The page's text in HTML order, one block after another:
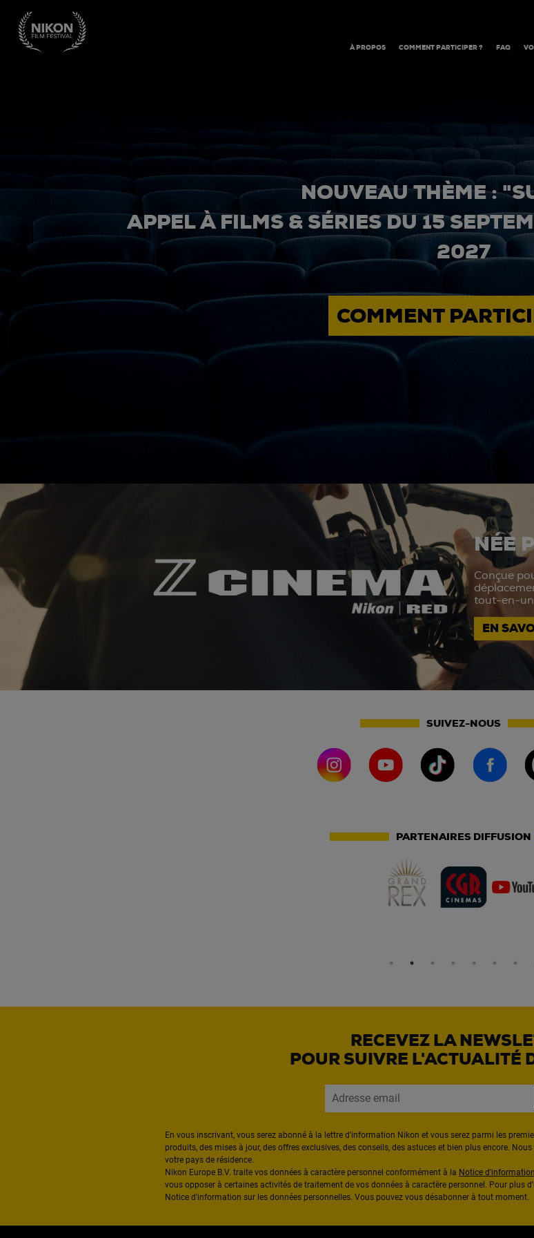
À PROPOS COMMENT PARTICIPER ? FAQ
NOUVEAU THÈME :
APPEL À FILMS & SÉRIES DU 15
2027
COMMENT
NÉE
Conçue
tout-en-un
EN
SUIVEZ-NOUS
PARTENAIRES DIFFUSION
RECEVEZ LA
POUR SUIVRE L'ACTUALITÉ
En vous inscrivant, vous serez abonné à la lettre d'information Nikon et vous serez parmi les
produits, des mises à jour, des offres exclusives, des conseils, des astuces et bien plus encore.
votre pays de résidence.
Nikon Europe B.V. traite vos données à caractère personnel conformément à la Notice
vous opposer à certaines activités de traitement de vos données à caractère personnel. Pour plus
Notice d'information sur les données personnelles. Vous pouvez vous désabonner à tout moment.